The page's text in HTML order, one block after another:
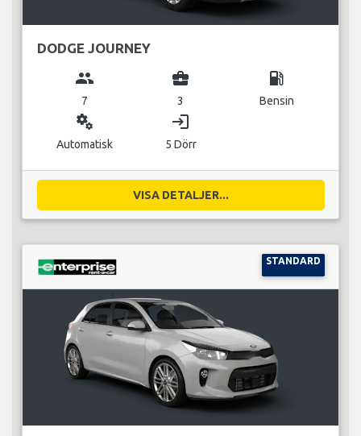
DODGE JOURNEY
group
7
business_center
3
local_gas_station
Bensin
miscellaneous_services
Automatisk
login
5 Dörr
VISA DETALJER...
STANDARD